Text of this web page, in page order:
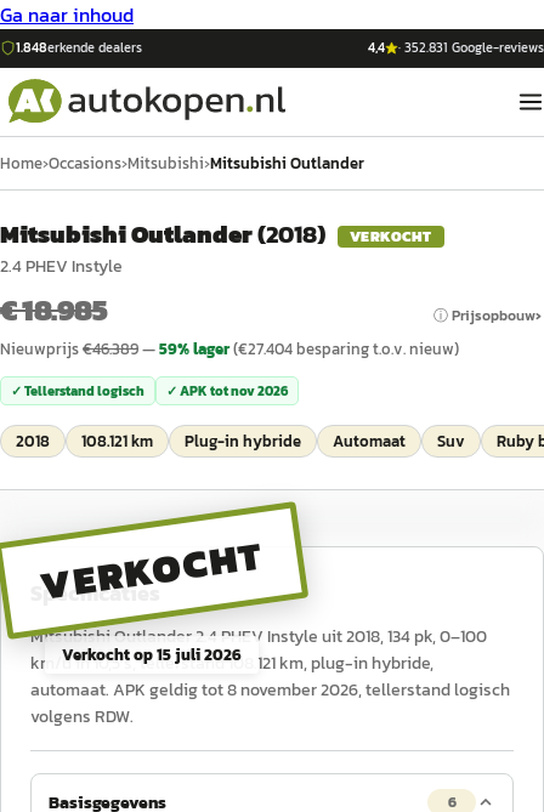
Ga naar inhoud
1.848erkende dealers 4,4 ·352.831 Google-reviews
Home›Occasions›Mitsubishi›Mitsubishi Outlander
Mitsubishi Outlander(2018) VERKOCHT
2.4 PHEV Instyle
€ 18.985 ⓘ Prijsopbouw
Nieuwprijs€46.389—59% lager(€27.404besparing t.o.v. nieuw)
✓ Tellerstand logisch ✓ APK totnov 2026
2018 108.121 km Plug-in hybride Automaat Suv Ruby
VERKOCHT
Verkocht op15 juli 2026
Specificaties
Mitsubishi Outlander 2.4 PHEV Instyle uit 2018, 134 pk, 0–100
km/u in 10,5 s, tellerstand 108.121 km, plug-in hybride,
automaat. APK geldig tot 8 november 2026, tellerstand logisch
volgens RDW.
Basisgegevens 6